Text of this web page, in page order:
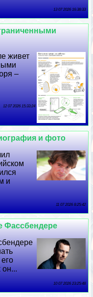
13 07 2026 16:38:33
живет
–
12 07 2026 15:33:24
и фото
и
11 07 2026 8:25:42
Фассбендере
он...
10 07 2026 23:25:48